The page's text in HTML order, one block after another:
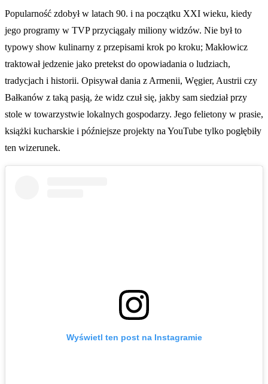
Popularność zdobył w latach 90. i na początku XXI wieku, kiedy
jego programy w TVP przyciągały miliony widzów. Nie był to
typowy show kulinarny z przepisami krok po kroku; Makłowicz
traktował jedzenie jako pretekst do opowiadania o ludziach,
tradycjach i historii. Opisywał dania z Armenii, Węgier, Austrii czy
Bałkanów z taką pasją, że widz czuł się, jakby sam siedział przy
stole w towarzystwie lokalnych gospodarzy. Jego felietony w prasie,
książki kucharskie i późniejsze projekty na YouTube tylko pogłębiły
ten wizerunek.
Wyświetl ten post na Instagramie